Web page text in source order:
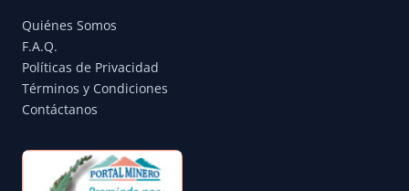
Quiénes Somos
F.A.Q.
Políticas de Privacidad
Términos y Condiciones
Contáctanos